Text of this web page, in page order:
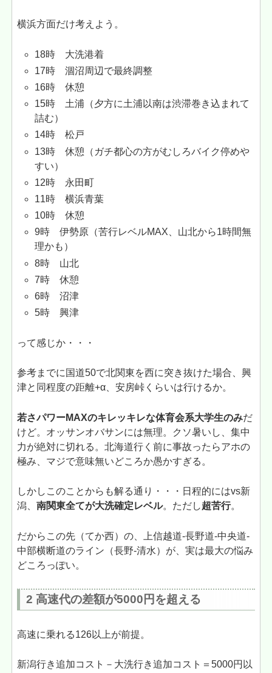
横浜方面だけ考えよう。
18時 大洗港着
17時 涸沼周辺で最終調整
16時 休憩
15時 土浦（夕方に土浦以南は渋滞巻き込まれて
詰む）
14時 松戸
13時 休憩（ガチ都心の方がむしろバイク停めや
すい）
12時 永田町
11時 横浜青葉
10時 休憩
9時 伊勢原（苦行レベルMAX、山北から1時間無
理かも）
8時 山北
7時 休憩
6時 沼津
5時 興津
って感じか・・・
参考までに国道50で北関東を西に突き抜けた場合、興
津と同程度の距離+α、安房峠くらいは行けるか。
若さパワーMAXのキレッキレな体育会系大学生のみだ
けど。オッサンオバサンには無理。クソ暑いし、集中
力が絶対に切れる。北海道行く前に事故ったらアホの
極み、マジで意味無いどころか愚かすぎる。
しかしこのことからも解る通り・・・日程的にはvs新
潟、南関東全てが大洗確定レベル。ただし超苦行。
だからこの先（てか西）の、上信越道-長野道-中央道-
中部横断道のライン（長野-清水）が、実は最大の悩み
どころっぽい。
2 高速代の差額が5000円を超える
高速に乗れる126以上が前提。
新潟行き追加コスト－大洗行き追加コスト＝5000円以